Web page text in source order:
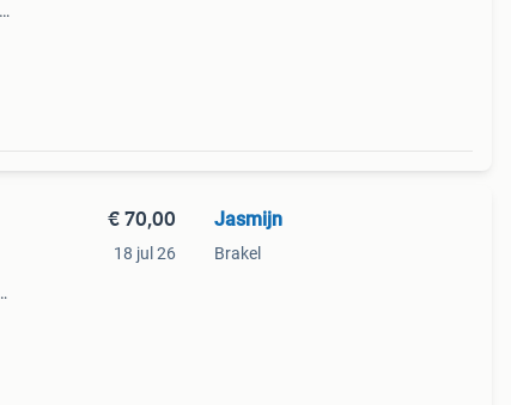
€ 70,00
18 jul 26
Jasmijn
Brakel